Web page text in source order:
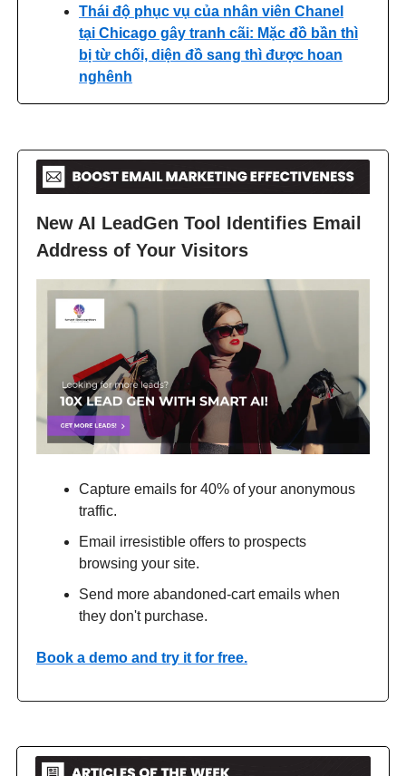
Thái độ phục vụ của nhân viên Chanel
tại Chicago gây tranh cãi: Mặc đồ bần thì
bị từ chối, diện đồ sang thì được hoan
nghênh
New AI LeadGen Tool Identifies Email
Address of Your Visitors
Capture emails for 40% of your anonymous
traffic.
Email irresistible offers to prospects
browsing your site.
Send more abandoned-cart emails when
they don't purchase.
Book a demo and try it for free.